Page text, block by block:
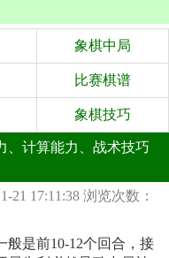
象棋中局
比赛棋谱
象棋技巧
、计算能力、战术技巧
21 17:11:38 浏览次数：
般是前10-12个回合，接